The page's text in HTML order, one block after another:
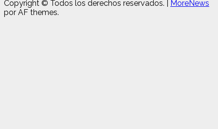
Copyright © Todos los derechos reservados.
MoreNews
por AF themes.